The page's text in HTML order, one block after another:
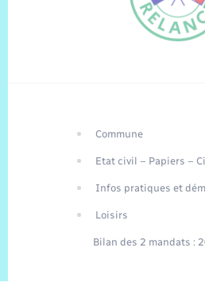
Traduction
EN
Commune
Etat civil – Papiers –
Infos pratiques et
Loisirs
Bilan des 2 mandats :